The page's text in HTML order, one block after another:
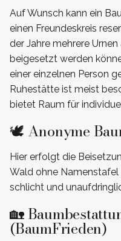
Auf Wunsch kann ein
einen Freundeskreis
der Jahre mehrere
beigesetzt werden
einer einzelnen Person
Ruhestätte ist meist
bietet Raum für
🕊️ Anonyme
Hier erfolgt die
Wald ohne
schlicht und
🏡
(BaumFrieden)